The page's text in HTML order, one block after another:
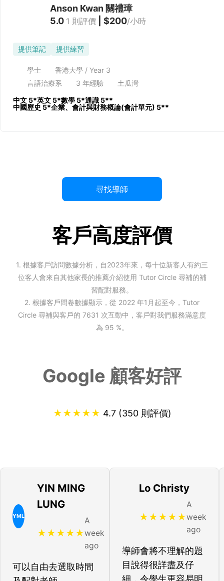
Anson Kwan 關禮璋
5.0 1 則評價 $200/小時
提供筆記 提供練習
學士
香港大學 / Year 3
言語治療系
3 年經驗
土瓜灣
中文 5*英文 5*數學 5*通識 5**
中國歷史 5*企業、會計與財務概論(會計單元) 5**
尋找導師
客戶高度評價
1. 根據客戶訪問數據分析，自2023年來，每十位新客人有約三
位客人會來自其他家長的推薦介紹使用 Tutor Circle 尋補的補
習配對服務。
2. 根據客戶問卷數據顯示，從 2022 年1月起至今，Tutor
Circle 尋補與客戶的 7631 次互動中，客戶對我們服務滿意度
為 95 %。
Google 顧客好評
★★★★★ 4.7 (350 則評價)
YML
YIN MING
LUNG
★★★★★
A
week
ago
可以自由去選取時間
Lo Christy
★★★★★
A
week
ago
導師會將不理解的題
目說得很詳盡及仔